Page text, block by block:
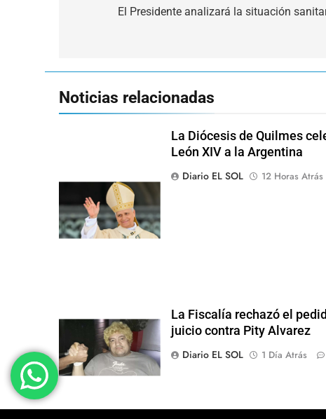
El Presidente analizará la situación
Noticias relacionadas
La Diócesis de Quilmes
León XIV a la Argentina
Diario EL SOL
12 Horas Atrás
La Fiscalía rechazó el
juicio contra Pity Alvarez
Diario EL SOL
1 Día Atrás